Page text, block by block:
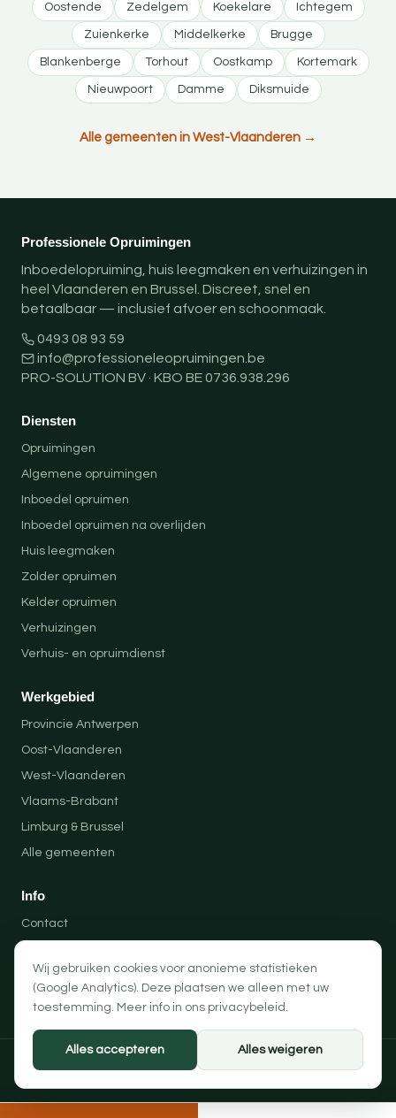
Oostende Zedelgem Koekelare Ichtegem
Zuienkerke Middelkerke Brugge
Blankenberge Torhout Oostkamp Kortemark
Nieuwpoort Damme Diksmuide
Alle gemeenten in West-Vlaanderen →
Professionele Opruimingen
Inboedelopruiming, huis leegmaken en verhuizingen in
heel Vlaanderen en Brussel. Discreet, snel en
betaalbaar — inclusief afvoer en schoonmaak.
0493 08 93 59
info@professioneleopruimingen.be
PRO-SOLUTION BV · KBO BE 0736.938.296
Diensten
Opruimingen
Algemene opruimingen
Inboedel opruimen
Inboedel opruimen na overlijden
Huis leegmaken
Zolder opruimen
Kelder opruimen
Verhuizingen
Verhuis- en opruimdienst
Werkgebied
Provincie Antwerpen
Oost-Vlaanderen
West-Vlaanderen
Vlaams-Brabant
Limburg & Brussel
Alle gemeenten
Info
Contact
Privacybeleid
Algemene voorwaarden
Wij gebruiken cookies voor anonieme statistieken
(Google Analytics). Deze plaatsen we alleen met uw
toestemming. Meer info in ons privacybeleid .
Alles accepteren Alles weigeren